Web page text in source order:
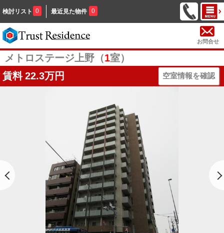
検討リスト 0 最近見た物件 0
お問合せ
メトロステージ上野（1室）
賃料 22.3万円 空室情報を確認